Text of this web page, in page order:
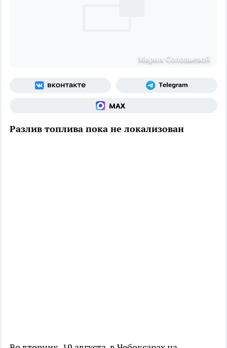
Марии Соловьевой
Разлив топлива пока не локализован